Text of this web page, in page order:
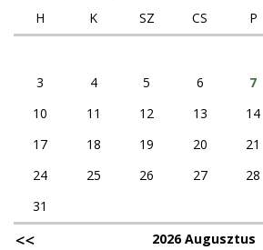
s
s
I
k
H
K SZ CS P
3
4 5 6 7
10
11 12 13 14
17
18 19 20 21
24
25 26 27 28
31
2026 Augusztus